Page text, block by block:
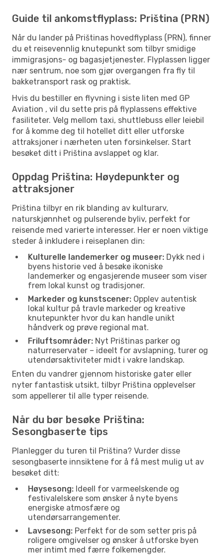
Guide til ankomstflyplass: Priština (PRN)
Når du lander på Prištinas hovedflyplass (PRN), finner
du et reisevennlig knutepunkt som tilbyr smidige
immigrasjons- og bagasjetjenester. Flyplassen ligger
nær sentrum, noe som gjør overgangen fra fly til
bakketransport rask og praktisk.
Hvis du bestiller en flyvning i siste liten med GP
Aviation , vil du sette pris på flyplassens effektive
fasiliteter. Velg mellom taxi, shuttlebuss eller leiebil
for å komme deg til hotellet ditt eller utforske
attraksjoner i nærheten uten forsinkelser. Start
besøket ditt i Priština avslappet og klar.
Oppdag Priština: Høydepunkter og
attraksjoner
Priština tilbyr en rik blanding av kulturarv,
naturskjønnhet og pulserende byliv, perfekt for
reisende med varierte interesser. Her er noen viktige
steder å inkludere i reiseplanen din:
Kulturelle landemerker og museer: Dykk ned i
byens historie ved å besøke ikoniske
landemerker og engasjerende museer som viser
frem lokal kunst og tradisjoner.
Markeder og kunstscener: Opplev autentisk
lokal kultur på travle markeder og kreative
knutepunkter hvor du kan handle unikt
håndverk og prøve regional mat.
Friluftsområder: Nyt Prištinas parker og
naturreservater – ideelt for avslapning, turer og
utendørsaktiviteter midt i vakre landskap.
Enten du vandrer gjennom historiske gater eller
nyter fantastisk utsikt, tilbyr Priština opplevelser
som appellerer til alle typer reisende.
Når du bør besøke Priština:
Sesongbaserte tips
Planlegger du turen til Priština? Vurder disse
sesongbaserte innsiktene for å få mest mulig ut av
besøket ditt:
Høysesong: Ideell for varmeelskende og
festivalelskere som ønsker å nyte byens
energiske atmosfære og
utendørsarrangementer.
Lavsesong: Perfekt for de som setter pris på
roligere omgivelser og ønsker å utforske byen
mer intimt med færre folkemengder.